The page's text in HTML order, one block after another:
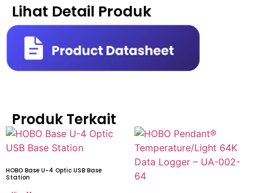
Lihat Detail Produk
Produk Terkait
HOBO Base U-4 Optic USB Base
Station